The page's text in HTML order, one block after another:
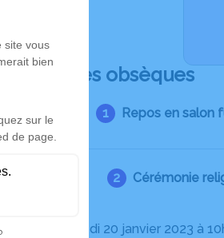
Déroulé des obsèques
Repos en salon
Cérémonie
Le vendredi 20 janvier 2023 à